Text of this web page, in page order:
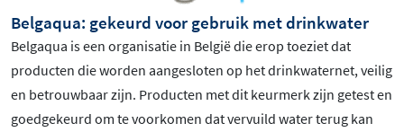
Belgaqua: gekeurd voor gebruik met drinkwater
Belgaqua is een organisatie in België die erop toeziet dat
producten die worden aangesloten op het drinkwaternet, veilig
en betrouwbaar zijn. Producten met dit keurmerk zijn getest en
goedgekeurd om te voorkomen dat vervuild water terug kan